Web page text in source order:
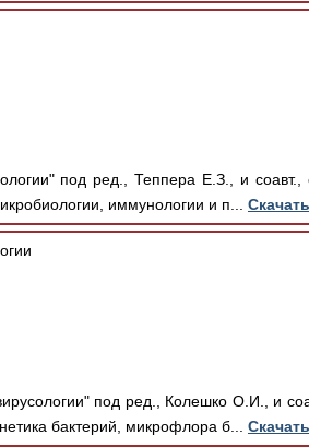
под ред., Теппера Е.З., и
иммунологии и п...
под ред., Колешко О.И., и
бактерий, микрофлора б...